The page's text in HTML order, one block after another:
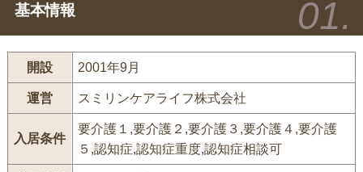
基本情報
開設 2001年9月
運営 スミリンケアライフ株式会社
入居条件
要介護１,要介護２,要介護３,要介護４,要介護
５,認知症,認知症重度,認知症相談可